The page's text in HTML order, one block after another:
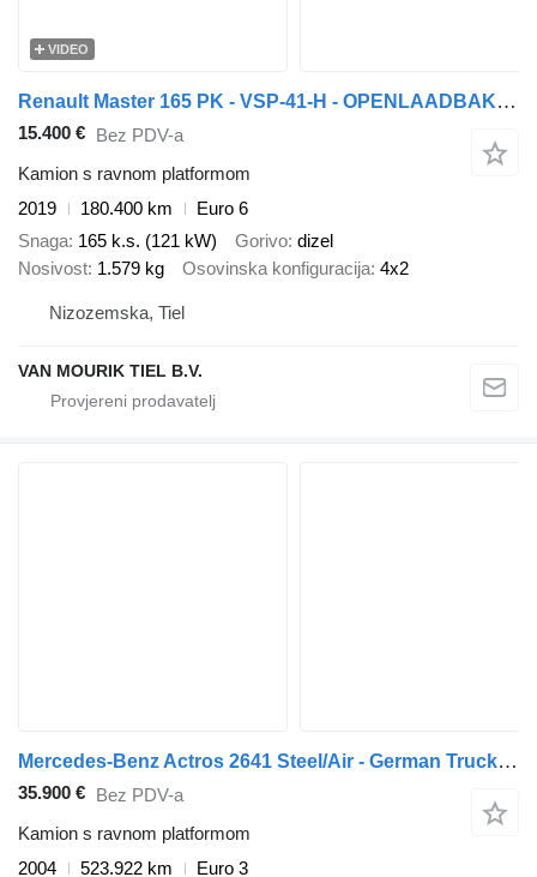
VIDEO
Renault Master 165 PK - VSP-41-H - OPENLAADBAK & LAADKLEP - EURO 6
15.400 € Bez PDV-a
Kamion s ravnom platformom
2019
180.400 km
Euro 6
Snaga 165 k.s. (121 kW) Gorivo dizel
Nosivost 1.579 kg Osovinska konfiguracija 4x2
Nizozemska, Tiel
VAN MOURIK TIEL B.V.
Mercedes-Benz Actros 2641 Steel/Air - German Truck - EPS 3 Ped - HMF 2223 K6
35.900 € Bez PDV-a
Kamion s ravnom platformom
2004
523.922 km Euro 3